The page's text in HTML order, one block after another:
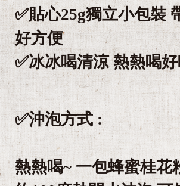
✅貼心25g獨立小包裝
好方便
✅冰冰喝清涼 熱熱喝
✅沖泡方式 :
熱熱喝~ 一包蜂蜜桂花